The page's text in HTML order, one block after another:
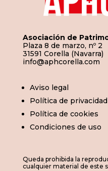
Asociación de
Plaza 8 de marzo, nº 2
31591 Corella (Navarra)
info@aphcorella.com
Aviso legal
Política de privacidad
Política de cookies
Condiciones de uso
Queda prohibida la
cualquier material de este